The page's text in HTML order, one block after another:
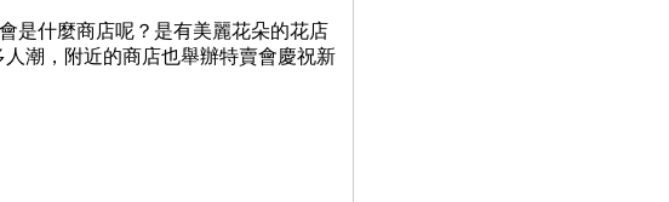
是什麼商店呢？是有美麗花朵的花店
潮，附近的商店也舉辦特賣會慶祝新